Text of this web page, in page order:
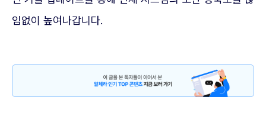
임없이 높여나갑니다.